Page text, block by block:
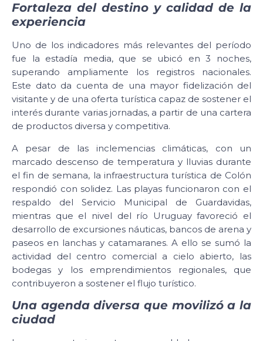
Fortaleza del destino y calidad de la
experiencia
Uno de los indicadores más relevantes del período
fue la estadía media, que se ubicó en 3 noches,
superando ampliamente los registros nacionales.
Este dato da cuenta de una mayor fidelización del
visitante y de una oferta turística capaz de sostener el
interés durante varias jornadas, a partir de una cartera
de productos diversa y competitiva.
A pesar de las inclemencias climáticas, con un
marcado descenso de temperatura y lluvias durante
el fin de semana, la infraestructura turística de Colón
respondió con solidez. Las playas funcionaron con el
respaldo del Servicio Municipal de Guardavidas,
mientras que el nivel del río Uruguay favoreció el
desarrollo de excursiones náuticas, bancos de arena y
paseos en lanchas y catamaranes. A ello se sumó la
actividad del centro comercial a cielo abierto, las
bodegas y los emprendimientos regionales, que
contribuyeron a sostener el flujo turístico.
Una agenda diversa que movilizó a la
ciudad